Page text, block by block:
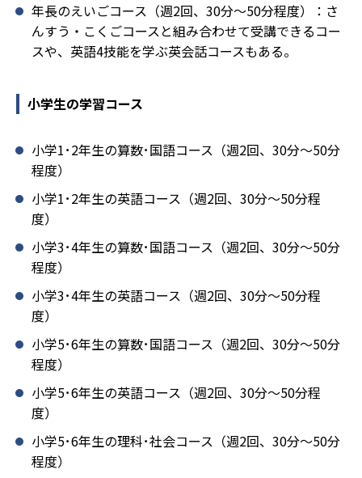
年長のえいごコース（週2回、30分～50分程度）：さ
んすう・こくごコースと組み合わせて受講できるコー
スや、英語4技能を学ぶ英会話コースもある。
小学生の学習コース
小学1･2年生の算数･国語コース（週2回、30分～50分
程度）
小学1･2年生の英語コース（週2回、30分～50分程
度）
小学3･4年生の算数･国語コース（週2回、30分～50分
程度）
小学3･4年生の英語コース（週2回、30分～50分程
度）
小学5･6年生の算数･国語コース（週2回、30分～50分
程度）
小学5･6年生の英語コース（週2回、30分～50分程
度）
小学5･6年生の理科･社会コース（週2回、30分～50分
程度）